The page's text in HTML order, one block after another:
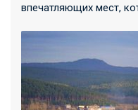
впечатляющих мест,